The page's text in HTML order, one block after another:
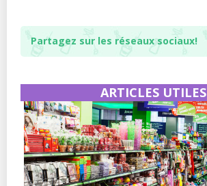
Partagez sur les réseaux sociaux!
ARTICLES UTILES